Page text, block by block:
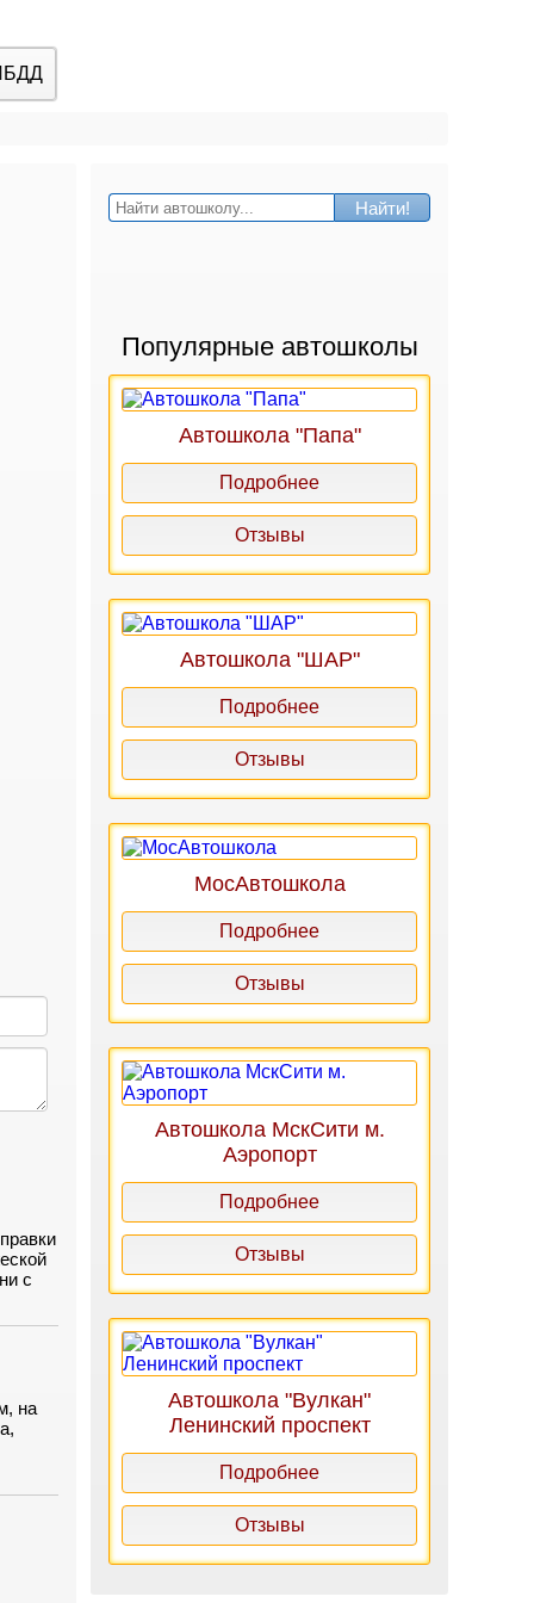
с
на
Найти!
Популярные автошколы
Автошкола "Папа"
Подробнее
Отзывы
Автошкола "ШАР"
Подробнее
Отзывы
МосАвтошкола
Подробнее
Отзывы
Автошкола МскСити м.
Аэропорт
Подробнее
Отзывы
Автошкола "Вулкан"
Ленинский проспект
Подробнее
Отзывы